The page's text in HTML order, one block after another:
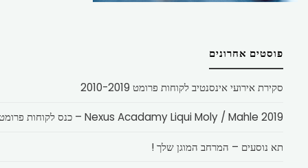
פוסטים אחרונים
סקירת אירועי אינסנטיב לקוחות פרומט 2010-2019
Nexus Acadamy Liqui Moly / Mahle 2019 – כנס לקוחות פרומט
תא נוסעים – המרחב המוגן שלך !